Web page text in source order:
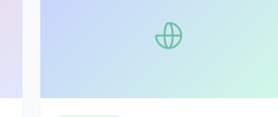
regulator habang pinapanatili ang statistical na
lakas na nagpapahalaga sa pagpapatakbo ng